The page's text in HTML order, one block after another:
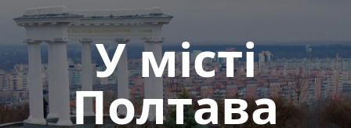
Перейти
вмісту
У місті
Полтава